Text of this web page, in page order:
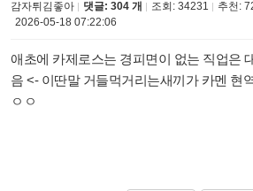
감자튀김좋아 댓글: 304 개 조회: 34231 추천:
2026-05-18 07:22:06
애초에 카제로스는 경피면이 없는 직업은
음 <- 이딴말 거들먹거리는새끼가 카멘 현
ㅇㅇ